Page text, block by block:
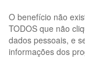
O benefício não
TODOS que não
dados pessoais, e
informações dos